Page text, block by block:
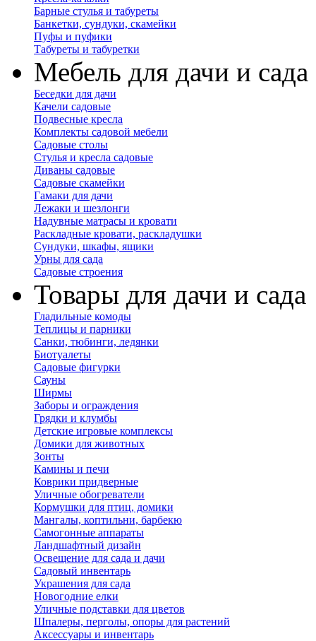
Барные стулья и табуреты
Банкетки, сундуки, скамейки
Пуфы и пуфики
Табуреты и табуретки
Мебель для дачи и сада
Беседки для дачи
Качели садовые
Подвесные кресла
Комплекты садовой мебели
Садовые столы
Стулья и кресла садовые
Диваны садовые
Садовые скамейки
Гамаки для дачи
Лежаки и шезлонги
Надувные матрасы и кровати
Раскладные кровати, раскладушки
Сундуки, шкафы, ящики
Урны для сада
Садовые строения
Товары для дачи и сада
Гладильные комоды
Теплицы и парники
Санки, тюбинги, ледянки
Биотуалеты
Садовые фигурки
Сауны
Ширмы
Заборы и ограждения
Грядки и клумбы
Детские игровые комплексы
Домики для животных
Зонты
Камины и печи
Коврики придверные
Уличные обогреватели
Кормушки для птиц, домики
Мангалы, коптильни, барбекю
Самогонные аппараты
Ландшафтный дизайн
Освещение для сада и дачи
Садовый инвентарь
Украшения для сада
Новогодние елки
Уличные подставки для цветов
Шпалеры, перголы, опоры для растений
Аксессуары и инвентарь